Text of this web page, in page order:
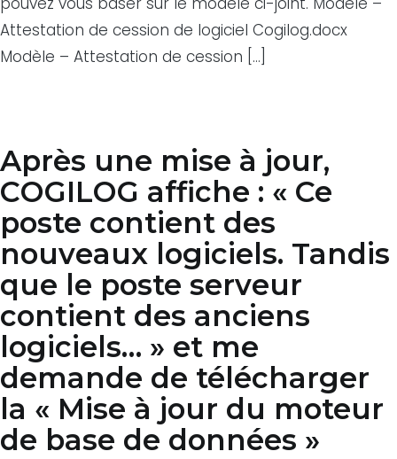
Attestation de cession de logiciel Cogilog.docx
Modèle – Attestation de cession […]
Après une mise à jour,
COGILOG affiche : « Ce
poste contient des
nouveaux logiciels. Tandis
que le poste serveur
contient des anciens
logiciels… » et me
demande de télécharger
la « Mise à jour du moteur
de base de données »